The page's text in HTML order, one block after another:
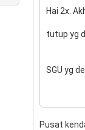
Hai 2x.
tutup yg
SGU yg
Pusat